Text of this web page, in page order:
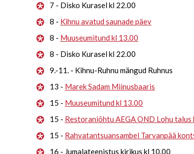
7 - Disko Kurasel kl 22.00
8 - Kihnu avatud saunade päev
8 - Muuseumitund kl 13.00
8 - Disko Kurasel kl 22.00
9.-11. - Kihnu-Ruhnu mängud Ruhnus
13 - Marek Sadam Miinusbaaris
15 - Muuseumitund kl 13.00
15 - Restoraniõhtu AEGA OND Lohu talus
15 - Rahvatantsuansambel Tarvanpää
16 - Jumalateenistus kirikus kl 10.00